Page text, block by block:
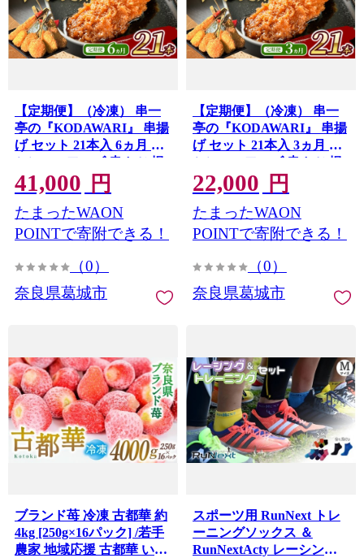
【定期便】（冷凍） 串一
亭の『KODAWARI』 串揚
げ セット 21本入 6ヵ月 ／
シンコーフーズ 串カツ 揚
げ物 ポテト 鶏肉 豚肉 エビ
ホタテ チーズ 餅 ソース付
奈良県 葛城市【skfd-
tkb002】
41,000 円
たまったWAON
POINTで寄附できる！
（0）
奈良県葛城市
【定期便】（冷凍） 串一
亭の『KODAWARI』 串揚
げ セット 21本入 3ヵ月 ／
シンコーフーズ 串カツ 揚
げ物 ポテト 鶏肉 豚肉 エビ
ホタテ チーズ 餅 ソース付
奈良県 葛城市【skfd-
tkb001】
22,000 円
たまったWAON
POINTで寄附できる！
（0）
奈良県葛城市
ブランド苺 冷凍 古都華 約
4kg [250g×16パック] /若手
農家 地域応援 古都華 いち
スポーツ用 RunNext トレ
ーニングソックス ＆
RunNextActy レーシング